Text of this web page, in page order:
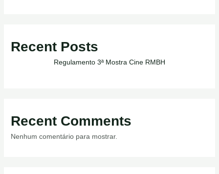
Recent Posts
Regulamento 3ª Mostra Cine RMBH
Recent Comments
Nenhum comentário para mostrar.